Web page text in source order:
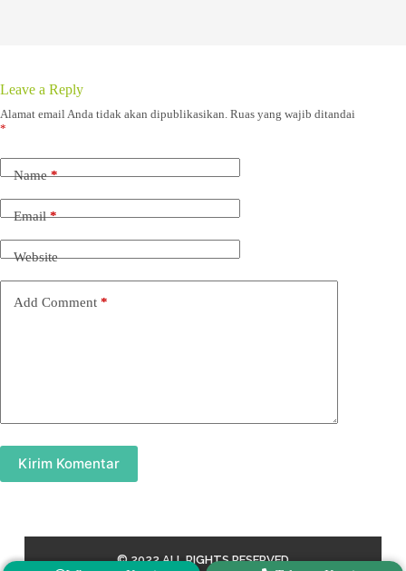
Leave a Reply
Alamat email Anda tidak akan dipublikasikan. Ruas yang wajib ditandai
*
Name*
Email*
Website
Add Comment *
Kirim Komentar
© 2022 ALL RIGHTS RESERVED